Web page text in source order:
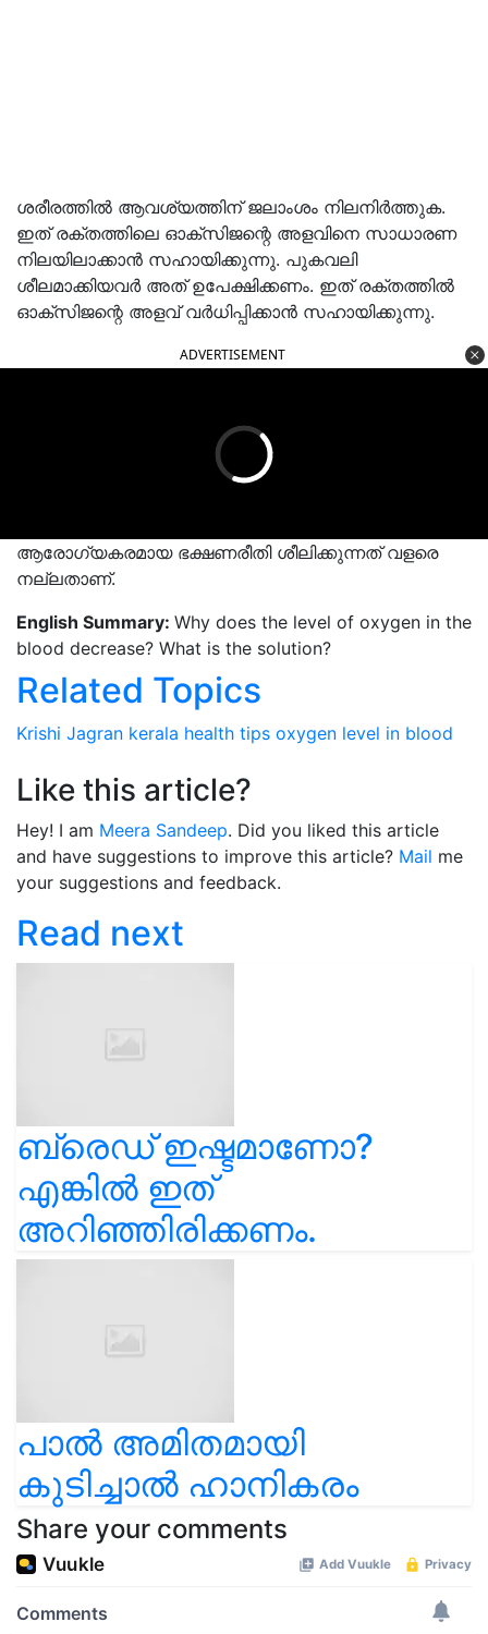
ശരീരത്തിൽ ആവശ്യത്തിന് ജലാംശം നിലനിർത്തുക.
ഇത് രക്തത്തിലെ ഓക്സിജന്റെ അളവിനെ സാധാരണ
നിലയിലാക്കാൻ സഹായിക്കുന്നു. പുകവലി
ശീലമാക്കിയവർ അത് ഉപേക്ഷിക്കണം. ഇത് രക്തത്തിൽ
ഓക്സിജന്റെ അളവ് വർധിപ്പിക്കാൻ സഹായിക്കുന്നു.
ADVERTISEMENT
ആരോഗ്യകരമായ ഭക്ഷണരീതി ശീലിക്കുന്നത് വളരെ
നല്ലതാണ്.
English Summary: Why does the level of oxygen in the
blood decrease? What is the solution?
Related Topics
Krishi Jagran kerala health tips oxygen level in blood
Like this article?
Hey! I am Meera Sandeep. Did you liked this article
and have suggestions to improve this article? Mail me
your suggestions and feedback.
Read next
ബ്രെഡ് ഇഷ്ടമാണോ?
എങ്കിൽ ഇത്
അറിഞ്ഞിരിക്കണം.
പാല്‍ അമിതമായി
കുടിച്ചാൽ ഹാനികരം
Share your comments